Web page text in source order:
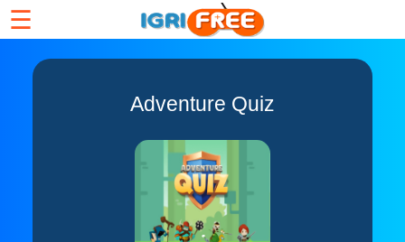
☰
Adventure Quiz